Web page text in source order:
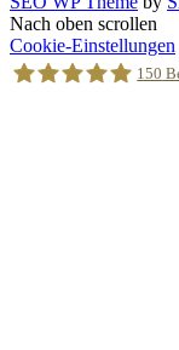
Nach oben scrollen
Cookie-Einstellungen
150